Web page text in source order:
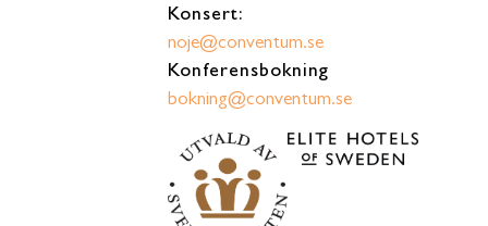
Konsert:
noje@conventum.se
Konferensbokning
bokning@conventum.se